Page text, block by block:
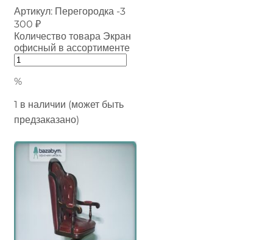
Артикул: Перегородка -3
300 ₽
Количество товара Экран
офисный в ассортименте
%
1 в наличии (может быть
предзаказано)